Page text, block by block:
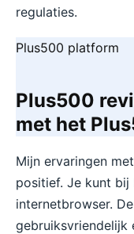
regulaties.
Plus500 platform
Plus500
met het
Mijn ervaringen
positief. Je kunt bij
internetbrowser.
gebruiksvriendelijk